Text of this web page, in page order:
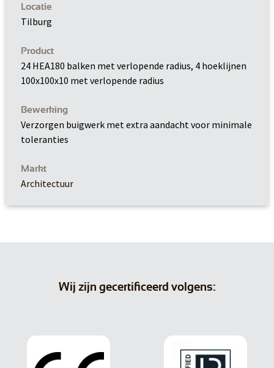
Locatie
Tilburg
Product
24 HEA180 balken met verlopende radius, 4 hoeklijnen
100x100x10 met verlopende radius
Bewerking
Verzorgen buigwerk met extra aandacht voor minimale
toleranties
Markt
Architectuur
Wij zijn gecertificeerd volgens: